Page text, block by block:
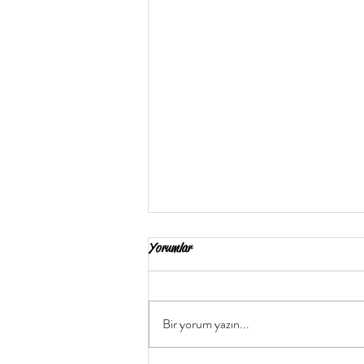
Saçları Güçlendiren 5 Besin!
Yorumlar
Bir yorum yazın...